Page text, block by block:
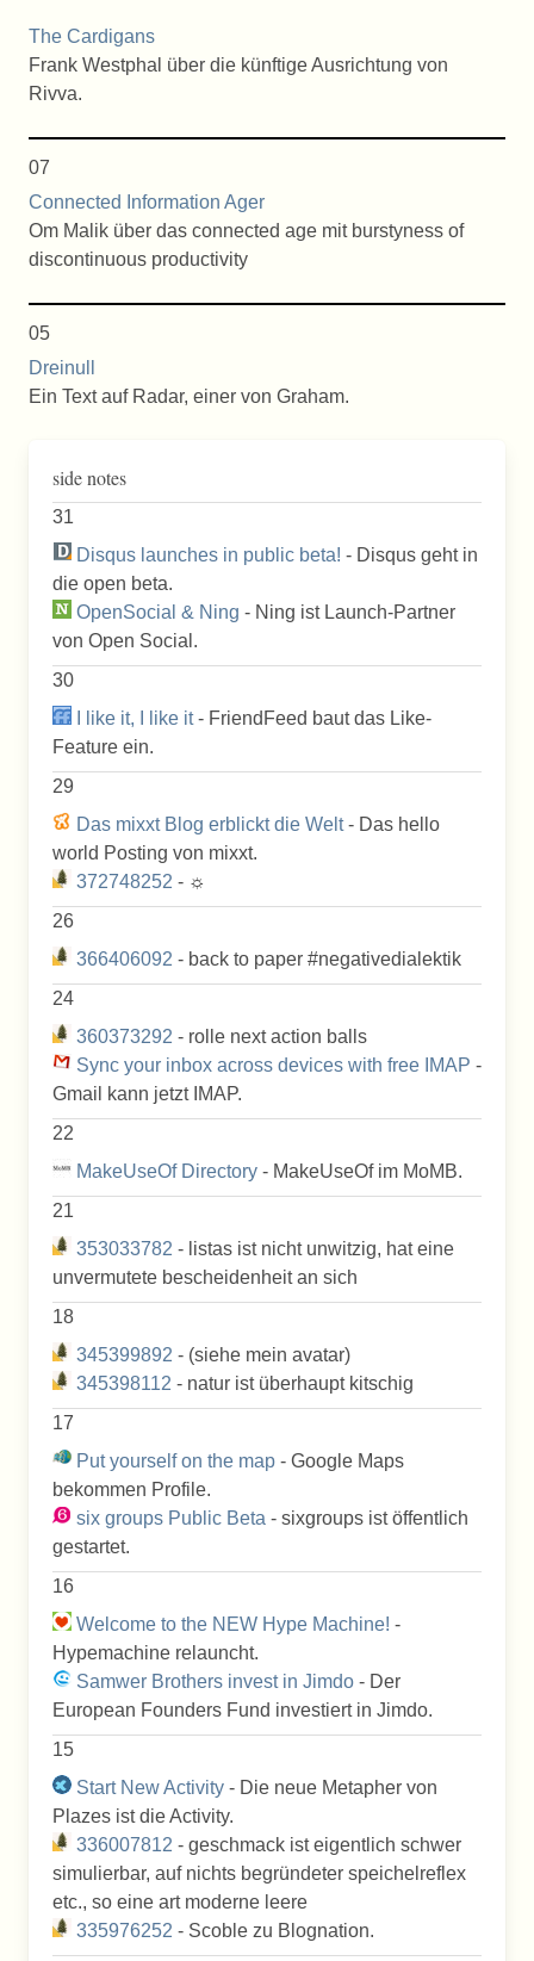
The Cardigans
Frank Westphal über die künftige Ausrichtung von
Rivva.
07
Connected Information Ager
Om Malik über das connected age mit burstyness of
discontinuous productivity
05
Dreinull
Ein Text auf Radar, einer von Graham.
side notes
31
Disqus launches in public beta! - Disqus geht in
die open beta.
OpenSocial & Ning - Ning ist Launch-Partner
von Open Social.
30
I like it, I like it- FriendFeed baut das Like-
Feature ein.
29
Das mixxt Blog erblickt die Welt- Das hello
world Posting von mixxt.
372748252 - ☼
26
366406092 - back to paper #negativedialektik
24
360373292 - rolle next action balls
Sync your inbox across devices with free IMAP -
Gmail kann jetzt IMAP.
22
MakeUseOf Directory - MakeUseOf im MoMB.
21
353033782 - listas ist nicht unwitzig, hat eine
unvermutete bescheidenheit an sich
18
345399892 - (siehe mein avatar)
345398112 - natur ist überhaupt kitschig
17
Put yourself on the map - Google Maps
bekommen Profile.
six groups Public Beta - sixgroups ist öffentlich
gestartet.
16
Welcome to the NEW Hype Machine! -
Hypemachine relauncht.
Samwer Brothers invest in Jimdo - Der
European Founders Fund investiert in Jimdo.
15
Start New Activity - Die neue Metapher von
Plazes ist die Activity.
336007812 - geschmack ist eigentlich schwer
simulierbar, auf nichts begründeter speichelreflex
etc., so eine art moderne leere
335976252 - Scoble zu Blognation.